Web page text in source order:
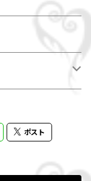
身)
ポスト